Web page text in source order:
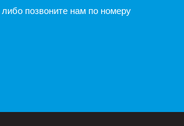
либо позвоните нам по номеру